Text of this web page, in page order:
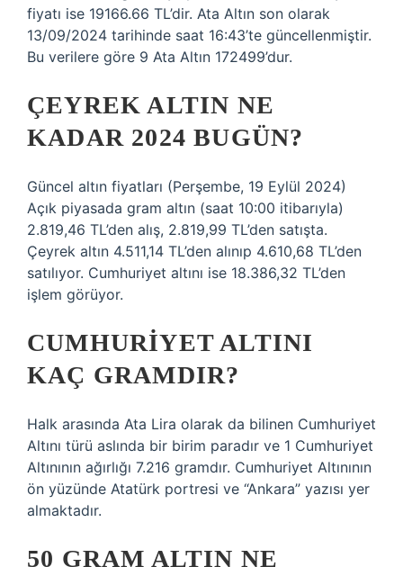
fiyatı ise 19166.66 TL’dir. Ata Altın son olarak
13/09/2024 tarihinde saat 16:43’te güncellenmiştir.
Bu verilere göre 9 Ata Altın 172499’dur.
ÇEYREK ALTIN NE
KADAR 2024 BUGÜN?
Güncel altın fiyatları (Perşembe, 19 Eylül 2024)
Açık piyasada gram altın (saat 10:00 itibarıyla)
2.819,46 TL’den alış, 2.819,99 TL’den satışta.
Çeyrek altın 4.511,14 TL’den alınıp 4.610,68 TL’den
satılıyor. Cumhuriyet altını ise 18.386,32 TL’den
işlem görüyor.
CUMHURIYET ALTINI
KAÇ GRAMDIR?
Halk arasında Ata Lira olarak da bilinen Cumhuriyet
Altını türü aslında bir birim paradır ve 1 Cumhuriyet
Altınının ağırlığı 7.216 gramdır. Cumhuriyet Altınının
ön yüzünde Atatürk portresi ve “Ankara” yazısı yer
almaktadır.
50 GRAM ALTIN NE